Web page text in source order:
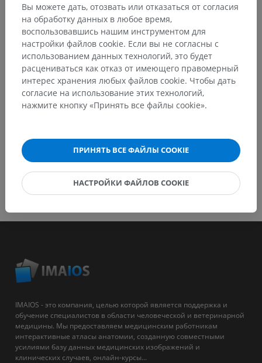
Не стесняйтесь предложить поправку, свою версию
перевода или решение по улучшению контента.
Сообщить об ошибке
СКАЧАТЬ ПРИЛОЖЕНИЕ
IMAIOS - это компания, целью которой является поддержка и
обучение специалистов в области человеческой и ветеринарной
медицины. Мы предоставляем медицинским работникам
интерактивные атласы анатомии, созданную совместными
усилиями базу данных медицинских изображений и
клинических случаев, онлайн-курсы...
Вы можете дать, отозвать или отказаться от согласия
на обработку данных в любое время,
воспользовавшись нашим инструментом для
настройки файлов cookie. Если вы не согласны с
использованием данных технологий, это будет
расцениваться как отказ от имеющего правомерный
интерес хранения любых файлов cookie. Чтобы дать
согласие на использование этих технологий,
нажмите кнопку «Принять все файлы cookie».
ПРИНЯТЬ ВСЕ ФАЙЛЫ COOKIE
НАСТРОЙКИ ФАЙЛОВ COOKIE